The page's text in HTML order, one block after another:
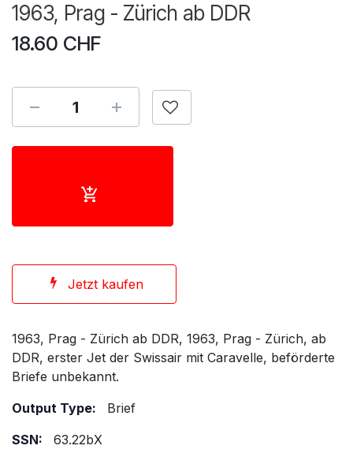
1963, Prag - Zürich ab DDR
18.60 CHF
Jetzt kaufen
1963, Prag - Zürich ab DDR, 1963, Prag - Zürich, ab
DDR, erster Jet der Swissair mit Caravelle, beförderte
Briefe unbekannt.
Output Type:
Brief
SSN:
63.22bX